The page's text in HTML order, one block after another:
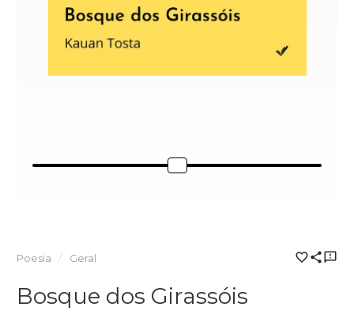
Poesia Geral
Bosque dos Girassóis